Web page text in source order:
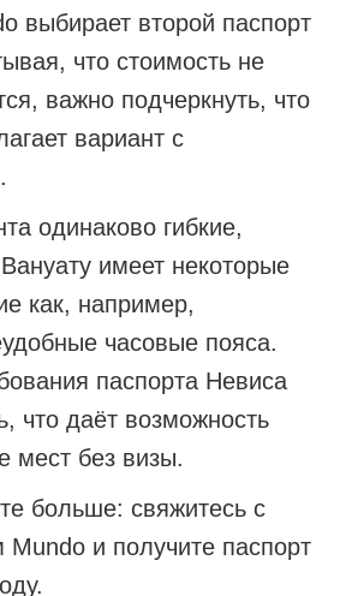
выбирает второй паспорт
что стоимость не
важно подчеркнуть, что
вариант с
одинаково гибкие,
имеет некоторые
как, например,
часовые пояса.
паспорта Невиса
что даёт возможность
мест без визы.
больше: свяжитесь с
Mundo и получите паспорт